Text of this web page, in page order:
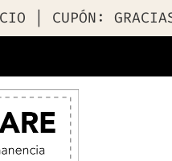
| CUPÓN: